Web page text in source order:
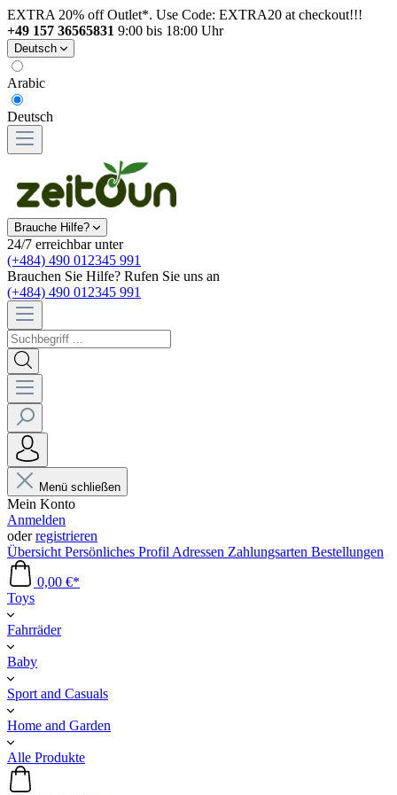
EXTRA 20% off Outlet*. Use Code: EXTRA20 at checkout!!!
+49 157 36565831 9:00 bis 18:00 Uhr
Deutsch
Arabic
Deutsch
Brauche Hilfe?
24/7 erreichbar unter
(+484) 490 012345 991
Brauchen Sie Hilfe? Rufen Sie uns an
(+484) 490 012345 991
Menü schließen
Mein Konto
Anmelden
oderregistrieren
Übersicht Persönliches Profil Adressen Zahlungsarten Bestellungen
0,00 €*
Toys
Fahrräder
Baby
Sport and Casuals
Home and Garden
Alle Produkte